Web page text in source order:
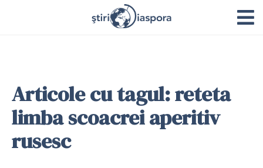
Articole cu tagul: reteta
limba scoacrei aperitiv
rusesc